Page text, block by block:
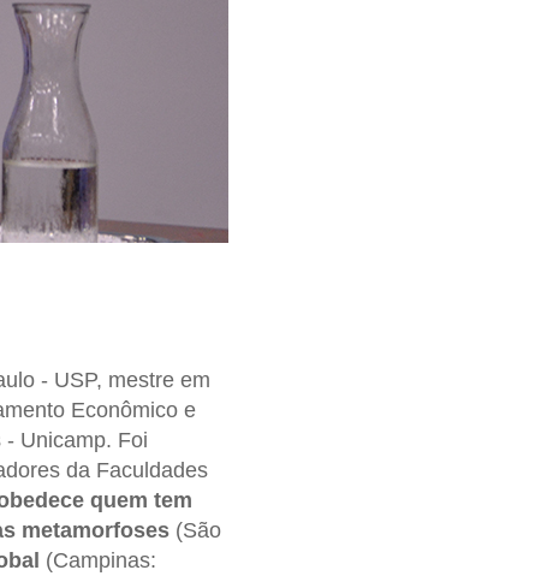
- USP, mestre em
Econômico e
Unicamp. Foi
da Faculdades
quem tem
metamorfoses(São
(Campinas: